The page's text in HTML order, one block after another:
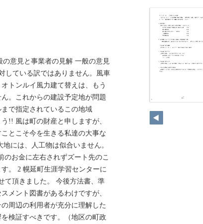
9
意見と事業者の見解 一般の意見
している訳ではありません。風車
トンルイ風力建て替えは、もう
。これからの建設予定地が問題
で指定されているこの地域
!! 風は町の財産と申しますが、
とこそ今を生きる私達の大事な
には、人工物は似合いません。
のお金に左右されずズート先のこ
。 2 幌延町生涯学習センターに
て頂きました。 今後方法書、準
メント図書があるわけですが、
周辺の利用者が充分に理解した
検証すべきです。（地区の町政